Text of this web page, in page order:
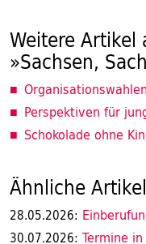
Weitere Artikel
»Sachsen,
Perspektiven für
Schokolade ohne
Ähnliche Artikel
28.05.2026:
30.07.2026: Termine